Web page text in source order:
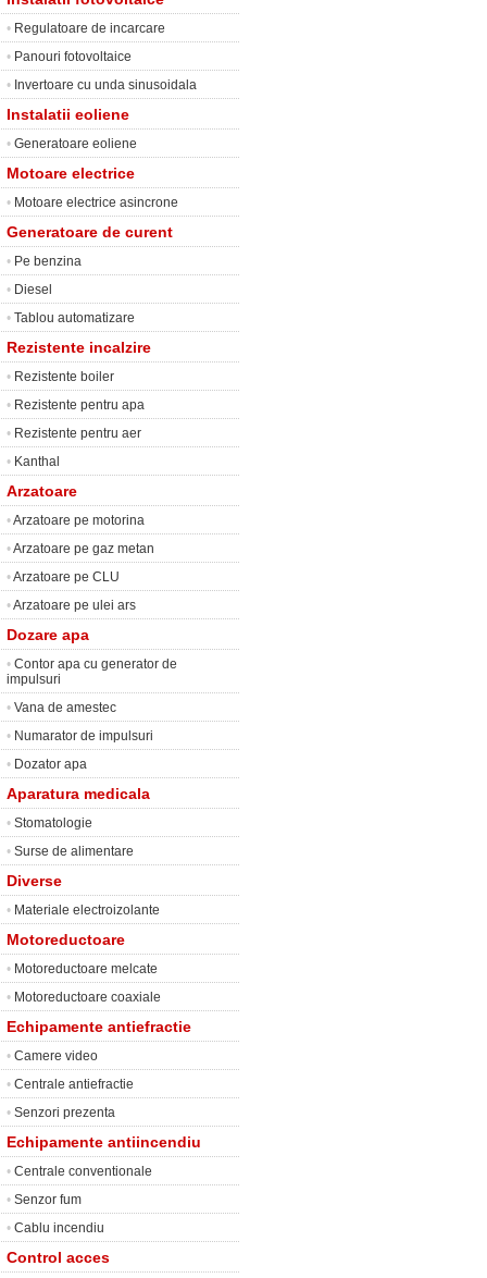
• Regulatoare de incarcare
• Panouri fotovoltaice
• Invertoare cu unda sinusoidala
Instalatii eoliene
• Generatoare eoliene
Motoare electrice
• Motoare electrice asincrone
Generatoare de curent
• Pe benzina
• Diesel
• Tablou automatizare
Rezistente incalzire
• Rezistente boiler
• Rezistente pentru apa
• Rezistente pentru aer
• Kanthal
Arzatoare
•Arzatoare pe motorina
•Arzatoare pe gaz metan
•Arzatoare pe CLU
•Arzatoare pe ulei ars
Dozare apa
• Contor apa cu generator de
impulsuri
• Vana de amestec
• Numarator de impulsuri
• Dozator apa
Aparatura medicala
• Stomatologie
• Surse de alimentare
Diverse
• Materiale electroizolante
Motoreductoare
• Motoreductoare melcate
• Motoreductoare coaxiale
Echipamente antiefractie
• Camere video
• Centrale antiefractie
• Senzori prezenta
Echipamente antiincendiu
• Centrale conventionale
• Senzor fum
• Cablu incendiu
Control acces